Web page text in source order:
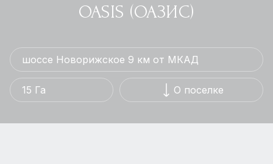
OASIS (ОАЗИС)
шоссе Новорижское 9 км от МКАД
15 Га О поселке